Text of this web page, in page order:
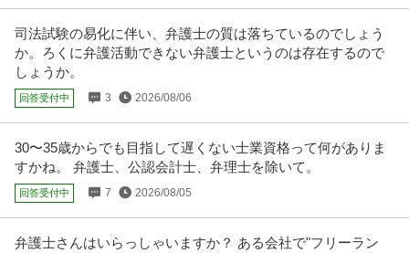
司法試験の易化に伴い、弁護士の質は落ちているのでしょう
か。ろくに弁護活動できない弁護士というのは存在するので
しょうか。
回答受付中 3 2026/08/06
30〜35歳からでも目指して遅くない士業資格って何がありま
すかね。 弁護士、公認会計士、弁理士を除いて。
回答受付中 7 2026/08/05
弁護士さんはいらっしゃいますか？ ある会社で"フリーラン